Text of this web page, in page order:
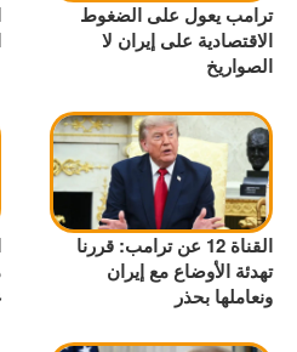
ترامب يعول على الضغوط
الاقتصادية على إيران لا
الصواريخ
القناة 12 عن ترامب: قررنا
تهدئة الأوضاع مع إيران
ونعاملها بحذر